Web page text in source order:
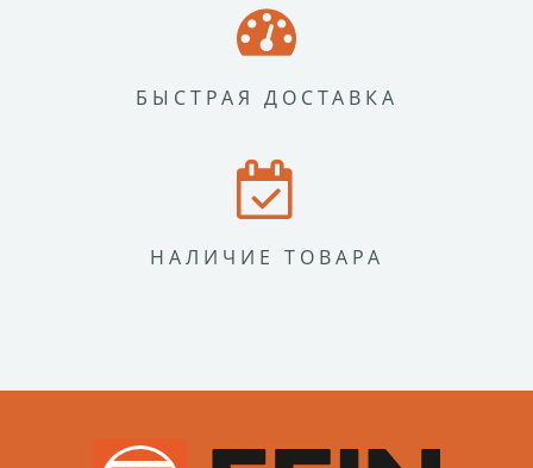
БЫСТРАЯ ДОСТАВКА
НАЛИЧИЕ ТОВАРА